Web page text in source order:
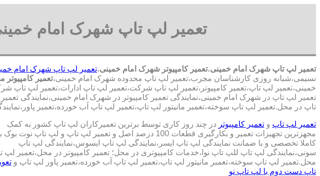
تعمیر لپ تاپ شهرک امام
تعمیر لپ تاپ شهرک امام خمینی،تعمیر کامپیوتر شهرک امام خمینی،تعمیر لپ تاپ شهرک امام
نسیمی،شبانه روزی کارشناسان مجرب،تعمیر لپ تاپ محدوده شهرک امام خمینی،تعمیر
خمینی،تعمیر لپ تاپ،تعمیر کامپیوتر،تعمیر لپ تاپ شرکت،تعمیر لپ تاپ ادارات،تعمیر لپ تاپ
تعمیر لپ تاپ در شهرک امام خمینی،نمایندگی تعمیر کامپیوتر در شهرک امام خمینی،نمایندگی
تاپ در محل.تعمیر لپ تاپ سوخته،تعمبر مانیتور لپ تاپ،تعمیر لپ تاپ آب خورده،تعمیر
تعمیر لپ تاپ و تعمیر کامپیوتر در چند روز کاری توسط برترین تعمیرکاران لپ تاپ کشور به کمک
مجهزترین تجهیزات تعمیر و بکارگیری قطعات 100 درصد اصل و تعمیر لپ تاپ و لپ تاپ
کاملا تخصصی و با ضمانت نمایندگی لپ تاپ ایسر،نمایندگی لپ تاپ ایسوس،نمایندگی لپ تاپ
سونی،نمایندگی لپ تاپ للپ تاپ نوا،خدمات کامپیوتری در محل؛ تعمیر کامپیوتر در محل،تعمیر لپ
محل.تعمیر لپ تاپ سوخته،تعمبر مانیتور لپ تاپ،تعمیر لپ تاپ آب خورده،تعمیر پاور لپ تاپ و
تاپ دست دوم با لپ تاپ نو